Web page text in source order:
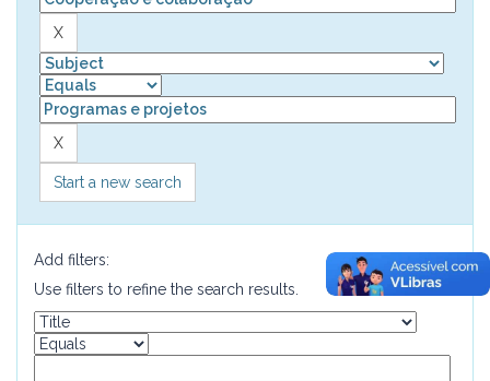
Start a new search
Add filters:
Use filters to refine the search results.